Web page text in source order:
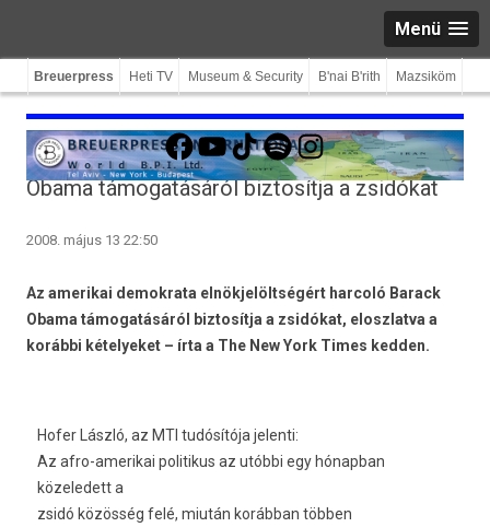
Menü
Breuerpress Heti TV Museum & Security B'nai B'rith Mazsiköm
Facebook
YouTube
TikTokSpotifyInstagram
Obama támogatásáról biztosítja a zsidókat
2008. május 13 22:50
Az amerikai demokrata elnökjelöltségért harcoló Barack
Obama támogatásáról biztosítja a zsidókat, eloszlatva a
korábbi kételyeket – írta a The New York Times kedden.
Hofer László, az MTI tudósítója jelenti:
Az afro-amerikai politikus az utóbbi egy hónapban
közeledett a
zsidó közösség felé, miután korábban többen